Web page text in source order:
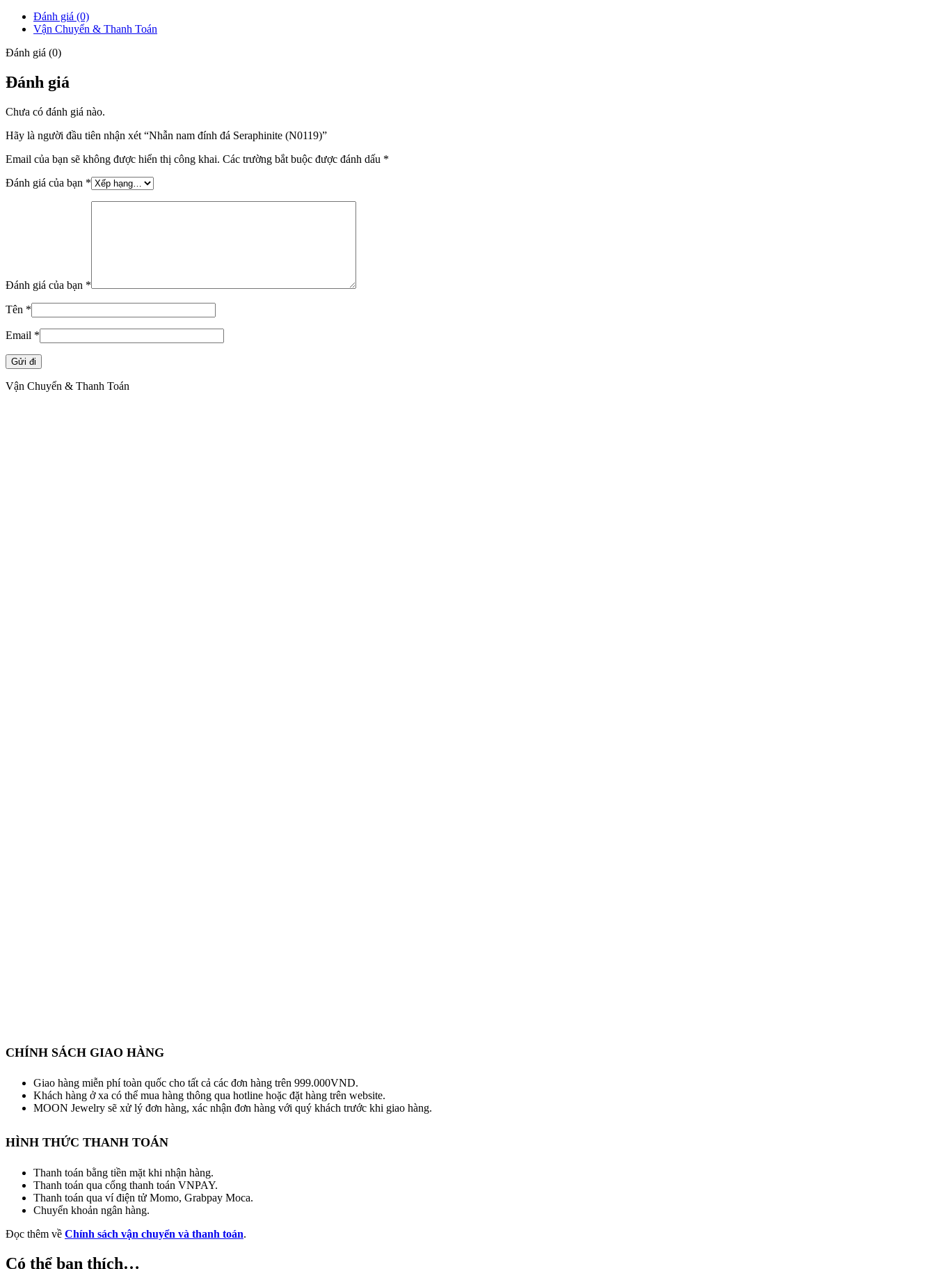
Đánh giá (0)
Vận Chuyển & Thanh Toán
Đánh giá (0)
Đánh giá
Chưa có đánh giá nào.
Hãy là người đầu tiên nhận xét “Nhẫn nam đính đá Seraphinite (N0119)”
Email của bạn sẽ không được hiển thị công khai. Các trường bắt buộc được đánh dấu *
Đánh giá của bạn *
Đánh giá của bạn *
Tên *
Email *
Vận Chuyển & Thanh Toán
CHÍNH SÁCH GIAO HÀNG
Giao hàng miễn phí toàn quốc cho tất cả các đơn hàng trên 999.000VND.
Khách hàng ở xa có thể mua hàng thông qua hotline hoặc đặt hàng trên website.
MOON Jewelry sẽ xử lý đơn hàng, xác nhận đơn hàng với quý khách trước khi giao hàng.
HÌNH THỨC THANH TOÁN
Thanh toán bằng tiền mặt khi nhận hàng.
Thanh toán qua cổng thanh toán VNPAY.
Thanh toán qua ví điện tử Momo, Grabpay Moca.
Chuyển khoản ngân hàng.
Đọc thêm về Chính sách vận chuyển và thanh toán.
Có thể bạn thích…